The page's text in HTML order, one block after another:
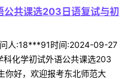
公共课选203日语复试与初
人:18***91时间:2024-09-27
化学初试外语公共课选203
你好，欢迎报考东北师范大